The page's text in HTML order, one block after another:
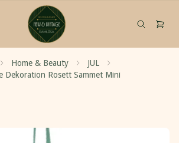
Home & Beauty
JUL
Dekoration Rosett Sammet Mini